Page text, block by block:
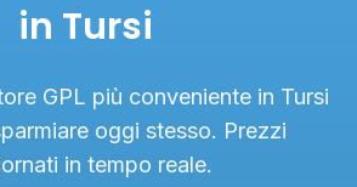
in Tursi
GPL più conveniente in Tursi
oggi stesso. Prezzi
in tempo reale.